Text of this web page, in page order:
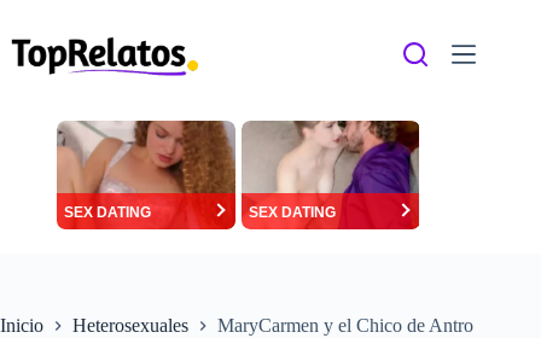
contenido
SEX DATING SEX DATING
Inicio Heterosexuales MaryCarmen y el Chico de Antro